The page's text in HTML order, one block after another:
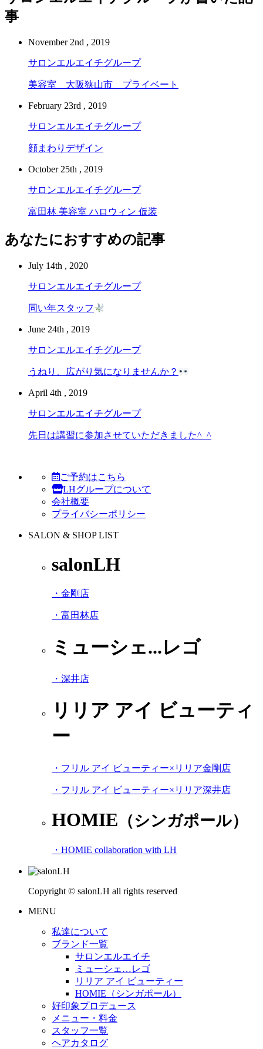
事
November 2nd , 2019
サロンエルエイチグループ
美容室 大阪狭山市 プライベート
February 23rd , 2019
サロンエルエイチグループ
顔まわりデザイン
October 25th , 2019
サロンエルエイチグループ
富田林 美容室 ハロウィン 仮装
あなたにおすすめの記事
July 14th , 2020
サロンエルエイチグループ
同い年スタッフ
June 24th , 2019
サロンエルエイチグループ
うねり、広がり気になりませんか？
April 4th , 2019
サロンエルエイチグループ
先日は講習に参加させていただきました^_^
ご予約はこちら
LHグループについて
会社概要
プライバシーポリシー
SALON & SHOP LIST
salonLH
・金剛店
・富田林店
ミューシェ...レゴ
・深井店
リリア アイ ビューティ
ー
・フリル アイ ビューティー×リリア金剛店
・フリル アイ ビューティー×リリア深井店
HOMIE （シンガポール）
・HOMIE collaboration with LH
Copyright © salonLH all rights reserved
MENU
私達について
ブランド一覧
サロンエルエイチ
ミューシェ…レゴ
リリア アイ ビューティー
HOMIE（シンガポール）
好印象プロデュース
メニュー・料金
スタッフ一覧
ヘアカタログ